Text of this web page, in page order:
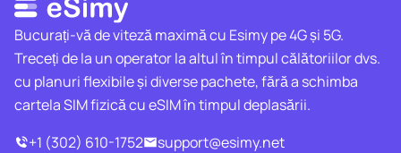
Bucurați-vă de viteză maximă cu Esimy pe 4G și 5G.
Treceți de la un operator la altul în timpul călătoriilor dvs.
cu planuri flexibile și diverse pachete, fără a schimba
cartela SIM fizică cu eSIM în timpul deplasării.
+1 (302) 610-1752
support@esimy.net